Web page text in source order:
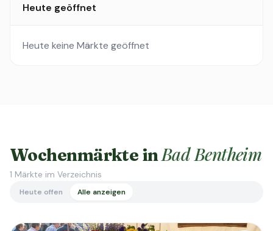
Heute geöffnet
Heute keine Märkte geöffnet
Wochenmärkte inBad Bentheim
1 Märkte im Verzeichnis
Heute offen Alle anzeigen